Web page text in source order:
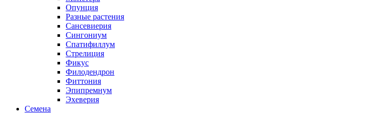
Опунция
Разные растения
Сансевиерия
Сингониум
Спатифиллум
Стрелиция
Фикус
Филодендрон
Фиттония
Эпипремнум
Эхеверия
Семена